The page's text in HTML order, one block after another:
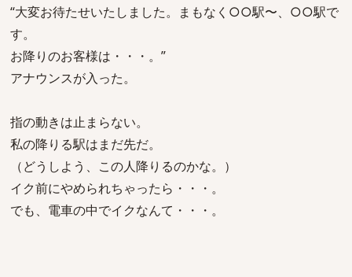
“大変お待たせいたしました。まもなく○○駅〜、○○駅で
す。
お降りのお客様は・・・。”
アナウンスが入った。
指の動きは止まらない。
私の降りる駅はまだ先だ。
（どうしよう、この人降りるのかな。）
イク前にやめられちゃったら・・・。
でも、電車の中でイクなんて・・・。